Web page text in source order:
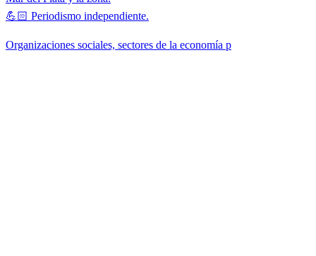
💪🏻 Periodismo independiente.
Organizaciones sociales, sectores de la economía p